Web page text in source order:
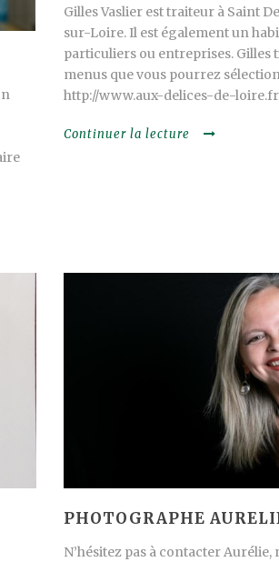
Gilles Vaslier est traiteur à Saint
sur-Loire. Il est également un
particuliers ou entreprises. Gilles
menus que vous pourrez
http://www.aux-delices-de-loire.fr
Continuer la lecture
PHOTOGRAPHE
N’hésitez pas à contacter